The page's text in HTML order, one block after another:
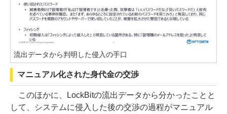
流出データから判明した侵入の手口
マニュアル化された身代金の交渉
このほかに、LockBitの流出データから分かったことと
して、システムに侵入した後の交渉の過程がマニュアル